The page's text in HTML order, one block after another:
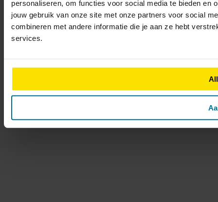
personaliseren, om functies voor social media te bieden en
jouw gebruik van onze site met onze partners voor social
combineren met andere informatie die je aan ze hebt
services.